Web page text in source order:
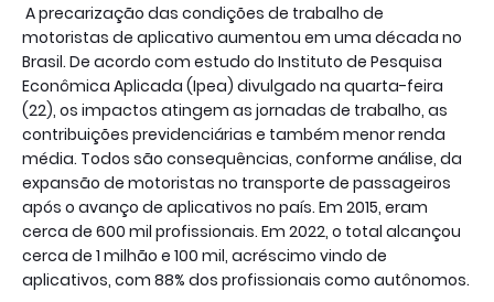
A precarização das condições de trabalho de
motoristas de aplicativo aumentou em uma década no
Brasil. De acordo com estudo do Instituto de Pesquisa
Econômica Aplicada (Ipea) divulgado na quarta-feira
(22), os impactos atingem as jornadas de trabalho, as
contribuições previdenciárias e também menor renda
média. Todos são consequências, conforme análise, da
expansão de motoristas no transporte de passageiros
após o avanço de aplicativos no país. Em 2015, eram
cerca de 600 mil profissionais. Em 2022, o total alcançou
cerca de 1 milhão e 100 mil, acréscimo vindo de
aplicativos, com 88% dos profissionais como autônomos.